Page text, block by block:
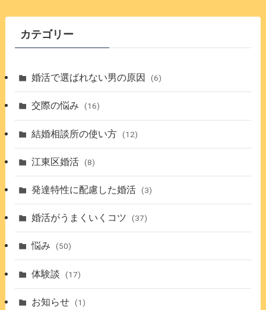
カテゴリー
婚活で選ばれない男の原因 (6)
交際の悩み (16)
結婚相談所の使い方 (12)
江東区婚活 (8)
発達特性に配慮した婚活 (3)
婚活がうまくいくコツ (37)
悩み (50)
体験談 (17)
お知らせ (1)